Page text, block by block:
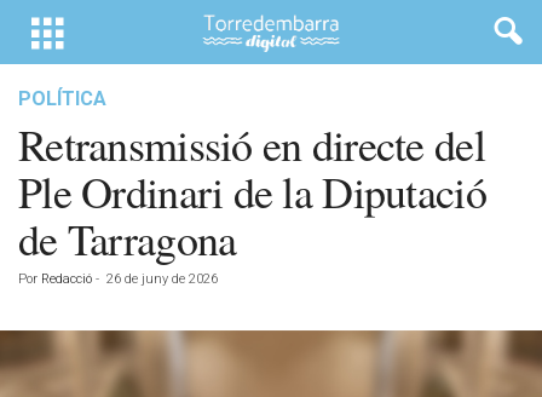
POLÍTICA
Retransmissió en directe del
Ple Ordinari de la Diputació
de Tarragona
Por Redacció - 26 de juny de 2026